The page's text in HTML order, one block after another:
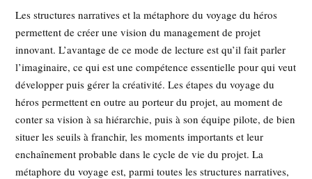
Les structures narratives et la métaphore du voyage du héros
permettent de créer une vision du management de projet
innovant. L’avantage de ce mode de lecture est qu’il fait parler
l’imaginaire, ce qui est une compétence essentielle pour qui veut
développer puis gérer la créativité. Les étapes du voyage du
héros permettent en outre au porteur du projet, au moment de
conter sa vision à sa hiérarchie, puis à son équipe pilote, de bien
situer les seuils à franchir, les moments importants et leur
enchaînement probable dans le cycle de vie du projet. La
métaphore du voyage est, parmi toutes les structures narratives,